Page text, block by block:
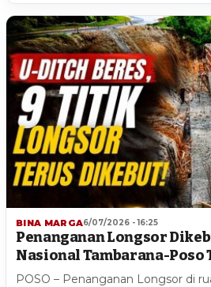
BINA MARGA6/07/2026 - 16:25
Penanganan Longsor
Nasional Tambarana-Poso
POSO – Penanganan Longsor di